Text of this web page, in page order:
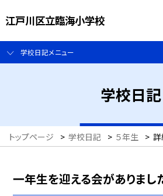
江戸川区立臨海小学校
学校日記メニュー
学校日記
トップページ > 学校日記 > ５年生 >
一年生を迎える会がありまし